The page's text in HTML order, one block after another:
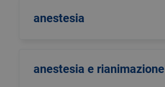
anestesia
anestesia e rianimazione